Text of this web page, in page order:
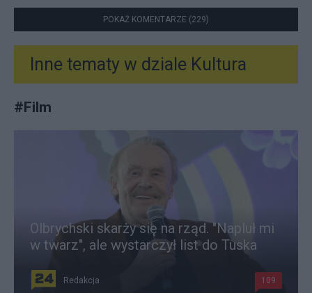
POKAŻ KOMENTARZE (229)
Inne tematy w dziale Kultura
#Film
Olbrychski skarży się na rząd. "Napluł mi
w twarz", ale wystarczył list do Tuska
Redakcja 109